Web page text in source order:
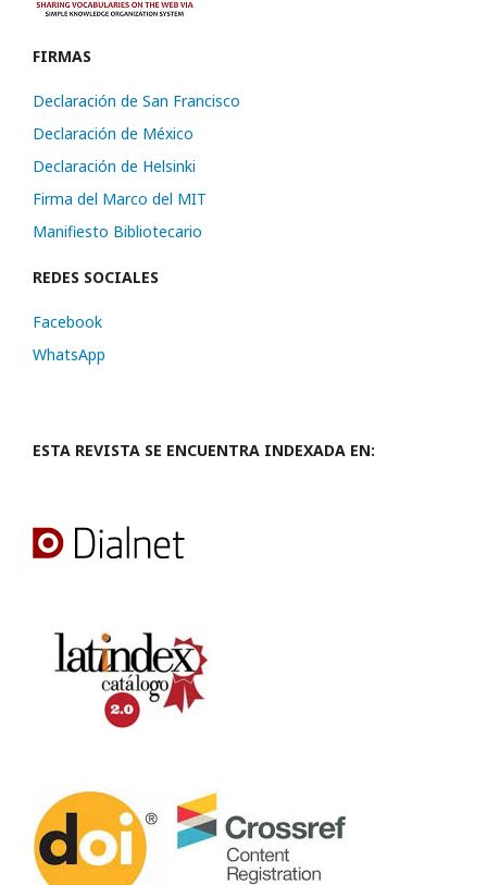
FIRMAS
Declaración de San Francisco
Declaración de México
Declaración de Helsinki
Firma del Marco del MIT
Manifiesto Bibliotecario
REDES SOCIALES
Facebook
WhatsApp
ESTA REVISTA SE ENCUENTRA INDEXADA EN: